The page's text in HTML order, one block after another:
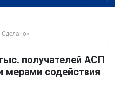
Сделано»
получателей АСП
мерами содействия